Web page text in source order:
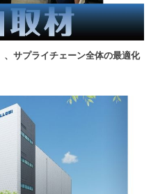
、サプライチェーン全体の最適化